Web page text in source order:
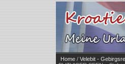
Home / Velebit -